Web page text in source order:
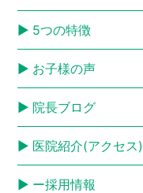
5つの特徴
お子様の声
院長ブログ
医院紹介(アクセス)
ー採用情報